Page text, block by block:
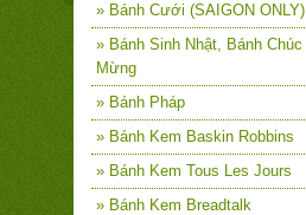
» Bánh Cưới (SAIGON ONLY)
» Bánh Sinh Nhật, Bánh Chúc
Mừng
» Bánh Pháp
» Bánh Kem Baskin Robbins
» Bánh Kem Tous Les Jours
» Bánh Kem Breadtalk